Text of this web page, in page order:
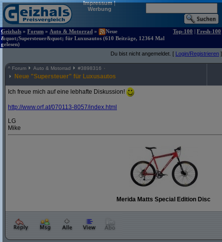
Impressum|
Werbung
Geizhals » Forum » Auto & Motorrad »
Neue
&quot;Supersteuer&quot; für Luxusautos (610 Beiträge, 12364 Mal
gelesen)
Top-100 | Fresh-100
Du bist nicht angemeldet. [ Login/Registrieren ]
^ Forum Auto & Motorrad #3898316
Neue "Supersteuer" für Luxusautos
Ich freue mich auf eine lebhafte Diskussion!
http://www.orf.at/070113-8057/index.html
LG
Mike
Merida Matts Special Edition Disc